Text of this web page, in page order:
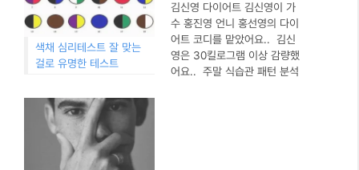
색채 심리테스트 잘 맞는
걸로 유명한 테스트
김신영 다이어트 김신영이 가
수 홍진영 언니 홍선영의 다이
어트 코디를 맡았어요.. 김신
영은 30킬로그램 이상 감량했
어요.. 주말 식습관 패턴 분석